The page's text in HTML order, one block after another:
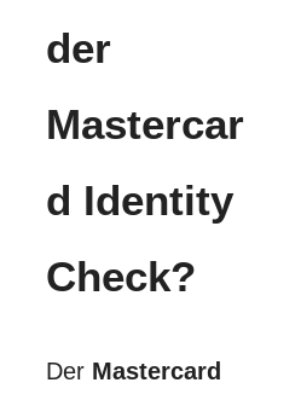
der
Mastercar
d Identity
Check?
Der Mastercard